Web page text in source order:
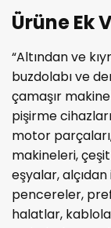
Ürüne Ek
“Altından ve
buzdolabı ve
çamaşır
pişirme
motor
makineleri,
eşyalar,
pencereler,
halatlar,